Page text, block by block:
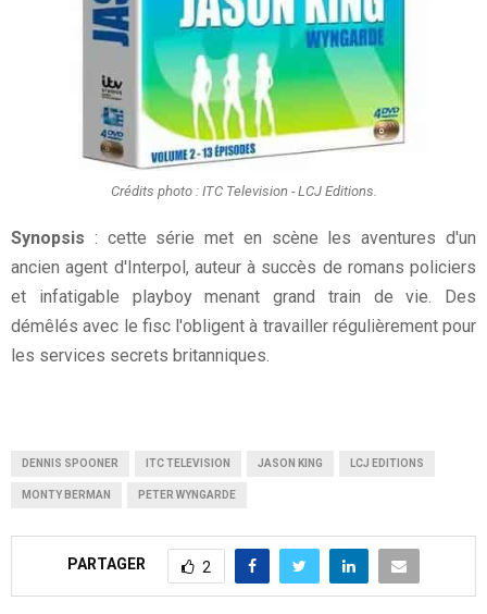
Crédits photo : ITC Television - LCJ Editions.
Synopsis : cette série met en scène les aventures d'un
ancien agent d'Interpol, auteur à succès de romans policiers
et infatigable playboy menant grand train de vie. Des
démêlés avec le fisc l'obligent à travailler régulièrement pour
les services secrets britanniques.
DENNIS SPOONER ITC TELEVISION JASON KING LCJ EDITIONS
MONTY BERMAN PETER WYNGARDE
PARTAGER 2